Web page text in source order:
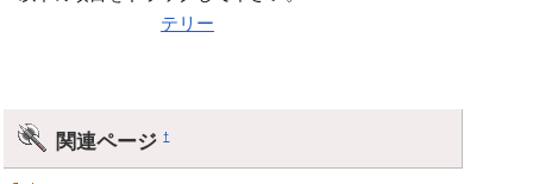
テリー
関連ページ†